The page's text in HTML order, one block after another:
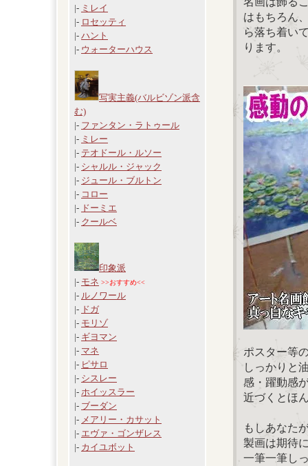
|- ミレイ
|- ロセッティ
|- ハント
|- ウォーターハウス
写実主義(バルビゾン派含
む)
|- ファンタン・ラトゥール
|- ミレー
|- テオドール・ルソー
|- シャルル・ジャック
|- ジュール・ブルトン
|- コロー
|- ドーミエ
|- クールベ
印象派
|- モネ >>おすすめ<<
|- ルノワール
|- ドガ
|- モリゾ
|- ギヨマン
|- マネ
|- ピサロ
|- シスレー
|- ホイッスラー
|- ブーダン
|- メアリー・カサット
|- エヴァ・ゴンザレス
|- カイユボット
はもちろん
ら落ち着い
ります。
ポスター等
しっかりと
感・躍動感
近づくとほ
もしあなた
製画は期待
一筆一筆し